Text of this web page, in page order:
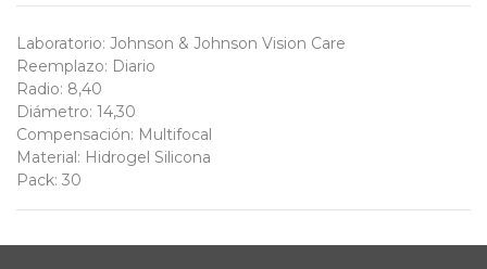
Laboratorio: Johnson & Johnson Vision Care
Reemplazo: Diario
Radio: 8,40
Diámetro: 14,30
Compensación: Multifocal
Material: Hidrogel Silicona
Pack: 30